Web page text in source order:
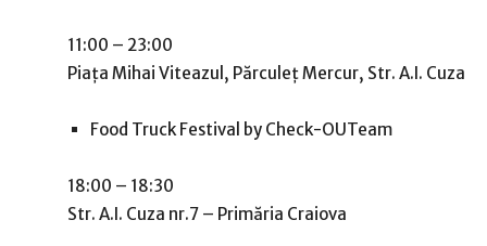
11:00 – 23:00
Piaţa Mihai Viteazul, Părculeţ Mercur, Str. A.I. Cuza
Food Truck Festival by Check-OUTeam
18:00 – 18:30
Str. A.I. Cuza nr.7 – Primăria Craiova